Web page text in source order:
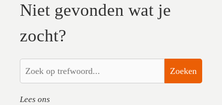
Niet gevonden wat je
zocht?
Zoeken
Lees ons